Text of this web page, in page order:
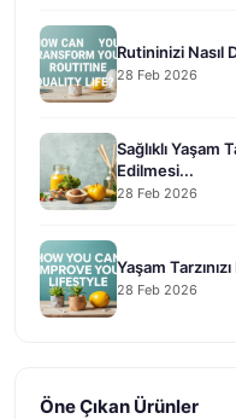
Rutininizi Nasıl
28 Feb 2026
Sağlıklı Yaşam
Edilmesi...
28 Feb 2026
Yaşam
28 Feb 2026
Öne Çıkan Ürünler